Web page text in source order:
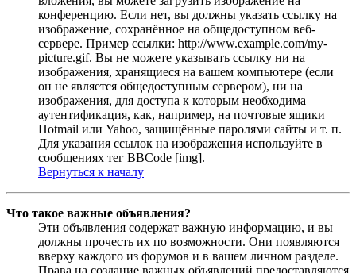
конференцию. Если нет, вы должны указать ссылку на
изображение, сохранённое на общедоступном веб-
сервере. Пример ссылки: http://www.example.com/my-
picture.gif. Вы не можете указывать ссылку ни на
изображения, хранящиеся на вашем компьютере (если
он не является общедоступным сервером), ни на
изображения, для доступа к которым необходима
аутентификация, как, например, на почтовые ящики
Hotmail или Yahoo, защищённые паролями сайты и т. п.
Для указания ссылок на изображения используйте в
сообщениях тег BBCode [img].
Вернуться к началу
Что такое важные объявления?
Эти объявления содержат важную информацию, и вы
должны прочесть их по возможности. Они появляются
вверху каждого из форумов и в вашем личном разделе.
Права на создание важных объявлений предоставляются